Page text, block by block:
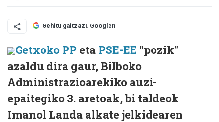
Gehitu gaitzazu Googlen
Getxoko PP eta PSE-EE "pozik"
azaldu dira gaur, Bilboko
Administrazioarekiko auzi-
epaitegiko 3. aretoak, bi taldeok
Imanol Landa alkate jelkidearen